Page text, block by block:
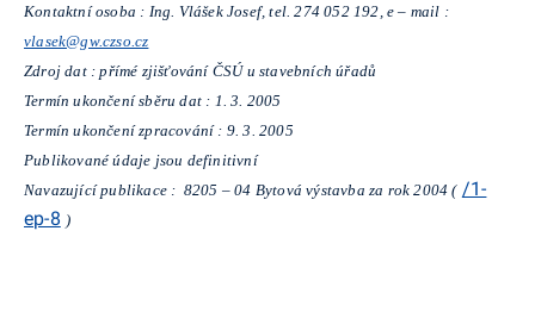
Kontaktní osoba : Ing. Vlášek Josef, tel. 274 052 192, e – mail :
vlasek@gw.czso.cz
Zdroj dat : přímé zjišťování ČSÚ u stavebních úřadů
Termín ukončení sběru dat : 1. 3. 2005
Termín ukončení zpracování : 9. 3. 2005
Publikované údaje jsou definitivní
Navazující publikace : 8205 – 04 Bytová výstavba za rok 2004 ( /1-
ep-8 )